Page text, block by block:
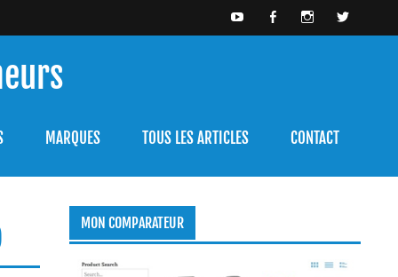
MARQUES TOUS LES ARTICLES CONTACT
MON COMPARATEUR